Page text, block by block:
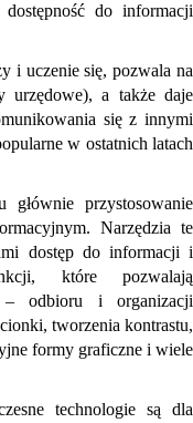
do informacji
i uczenie się, pozwala na
urzędowe), a także daje
się z innymi
w ostatnich latach
przystosowanie
Narzędzia te
dostęp do informacji i
które pozwalają
– odbioru i organizacji
tworzenia kontrastu,
formy graficzne i wiele
technologie są dla